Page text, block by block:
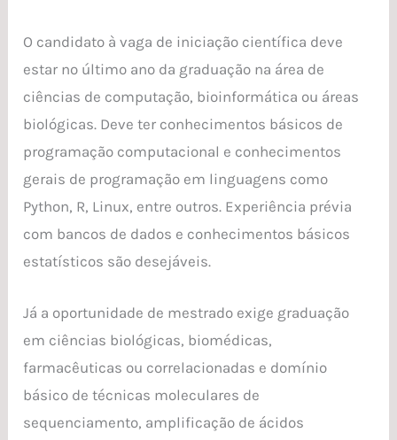
O candidato à vaga de iniciação científica deve
estar no último ano da graduação na área de
ciências de computação, bioinformática ou áreas
biológicas. Deve ter conhecimentos básicos de
programação computacional e conhecimentos
gerais de programação em linguagens como
Python, R, Linux, entre outros. Experiência prévia
com bancos de dados e conhecimentos básicos
estatísticos são desejáveis.
Já a oportunidade de mestrado exige graduação
em ciências biológicas, biomédicas,
farmacêuticas ou correlacionadas e domínio
básico de técnicas moleculares de
sequenciamento, amplificação de ácidos